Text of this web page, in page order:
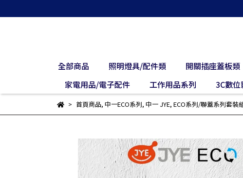
全部商品 照明燈具/配件類 開關插座蓋板類
家電用品/電子配件
工作用品系列 3C數
首頁商品, 中一ECO系列, 中一 JYE, ECO系列/聯蓋系列套裝